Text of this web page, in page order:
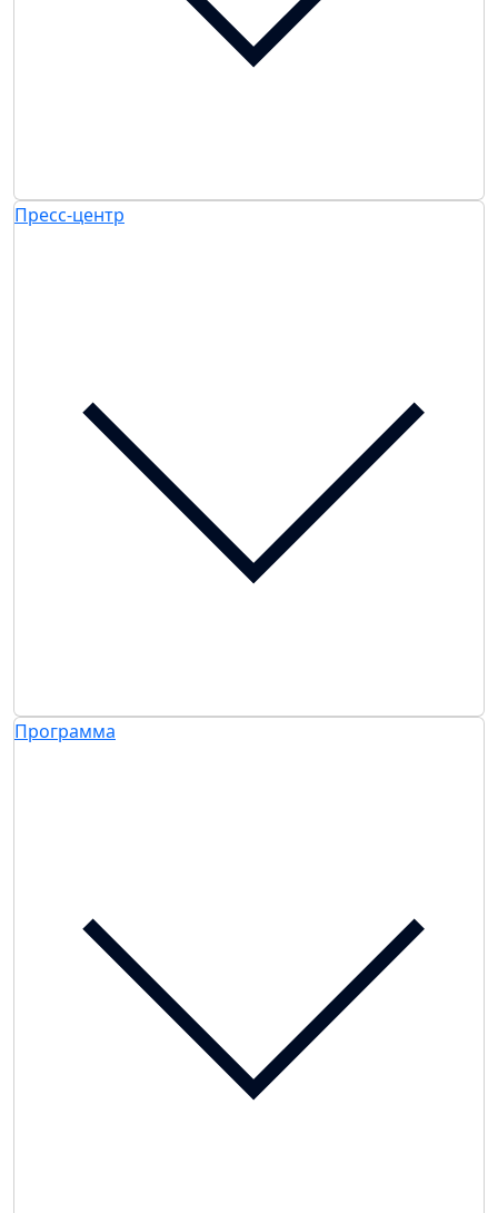
Пресс-центр
Программа